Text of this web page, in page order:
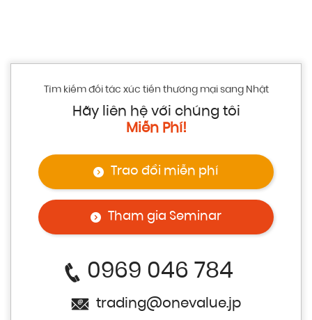
Tìm kiếm đối tác xúc tiến thương mại sang Nhật
Hãy liên hệ với chúng tôi
Miễn Phí!
Trao đổi miễn phí
Tham gia Seminar
0969 046 784
trading@onevalue.jp